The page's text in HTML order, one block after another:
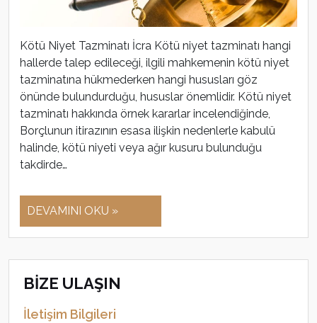
Kötü Niyet Tazminatı İcra Kötü niyet tazminatı hangi
hallerde talep edileceği, ilgili mahkemenin kötü niyet
tazminatına hükmederken hangi hususları göz
önünde bulundurduğu, hususlar önemlidir. Kötü niyet
tazminatı hakkında örnek kararlar incelendiğinde,
Borçlunun itirazının esasa ilişkin nedenlerle kabulü
halinde, kötü niyeti veya ağır kusuru bulunduğu
takdirde…
DEVAMINI OKU »
BİZE ULAŞIN
İletişim Bilgileri